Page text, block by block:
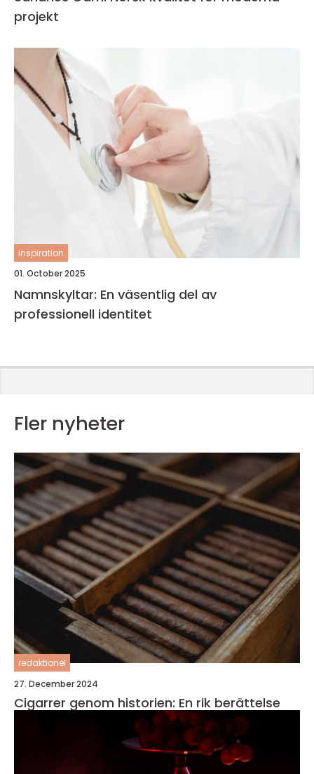
projekt
inspiration
01. October 2025
Namnskyltar: En väsentlig del av
professionell identitet
Fler nyheter
redaktionel
27. December 2024
Cigarrer genom historien: En rik berättelse